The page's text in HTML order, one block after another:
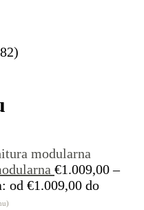
€1.009,00 –
od €1.009,00 do